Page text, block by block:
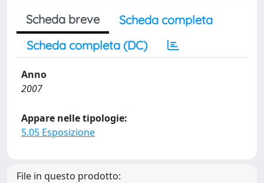
Scheda breve
Scheda completa
Scheda completa (DC)
Anno
2007
Appare nelle tipologie:
5.05 Esposizione
File in questo prodotto: